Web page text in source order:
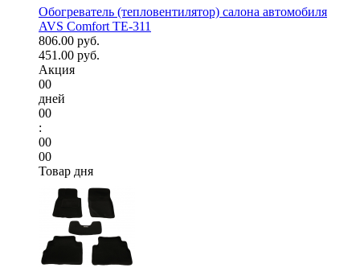
Обогреватель (тепловентилятор) салона автомобиля
AVS Comfort TE-311
806.00 руб.
451.00 руб.
Акция
00
дней
00
:
00
00
Товар дня